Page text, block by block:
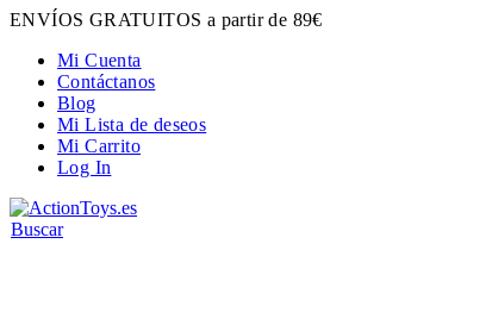
ENVÍOS GRATUITOS a partir de 89€
Mi Cuenta
Contáctanos
Blog
Mi Lista de deseos
Mi Carrito
Log In
Buscar